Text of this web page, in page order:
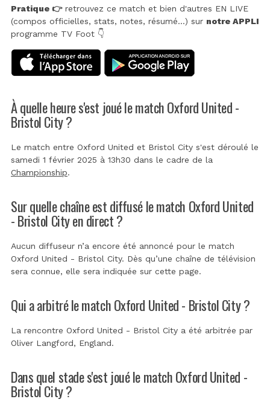
Pratique 👉retrouvez ce match et bien d'autres EN LIVE
(compos officielles, stats, notes, résumé...) sur notre APPLI
programme TV Foot 👇
À quelle heure s'est joué le match Oxford United -
Bristol City ?
Le match entre Oxford United et Bristol City s'est déroulé le
samedi 1 février 2025 à 13h30 dans le cadre de la
Championship.
Sur quelle chaîne est diffusé le match Oxford United
- Bristol City en direct ?
Aucun diffuseur n’a encore été annoncé pour le match
Oxford United - Bristol City. Dès qu’une chaîne de télévision
sera connue, elle sera indiquée sur cette page.
Qui a arbitré le match Oxford United - Bristol City ?
La rencontre Oxford United - Bristol City a été arbitrée par
Oliver Langford, England.
Dans quel stade s'est joué le match Oxford United -
Bristol City ?